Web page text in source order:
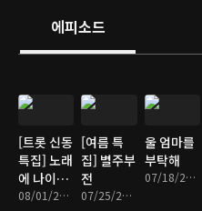
에피소드
[트롯 신동
특집] 노래
에 나이가
있나요 08/01/2026 • 1시간 23분
[여름 특
집] 별주부
전
07/25/2026 • 1시간 22분
울 엄마를
부탁해
07/18/2026 • 1시간 23분